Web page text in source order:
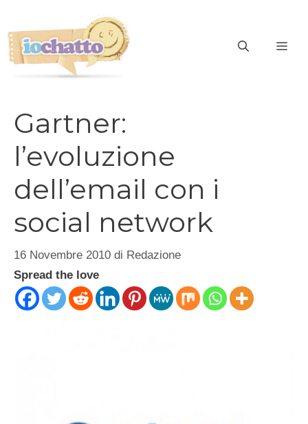
contenuto
Gartner:
l’evoluzione
dell’email con i
social network
16 Novembre 2010 di Redazione
Spread the love